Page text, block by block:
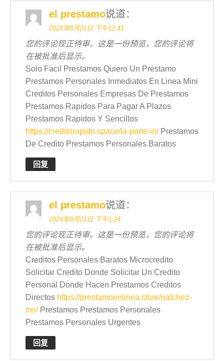
el prestamo说道：
2024年8月21日 下午12:41
您的评论现正待审。这是一份预览，您的评论将
在被批准后显示。
Solo Facil Prestamos Quiero Un Prestamo
Prestamos Personales Inmediatos En Linea Mini
Creditos Personales Empresas De Prestamos
Prestamos Rapidos Para Pagar A Plazos
Prestamos Rapidos Y Sencillos
https://creditorapido.space/la-porte-in/Prestamos
De Credito Prestamos Personales Baratos
回复
el prestamo说道：
2024年8月21日 下午1:24
您的评论现正待审。这是一份预览，您的评论将
在被批准后显示。
Creditos Personales Baratos Microcredito
Solicitar Credito Donde Solicitar Un Credito
Personal Donde Hacen Prestamos Creditos
Directos https://prestamoenlinea.store/natchez-
ms/Prestamos Prestamos Personales
Prestamos Personales Urgentes
回复